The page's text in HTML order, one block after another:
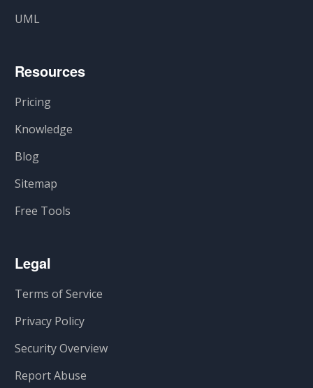
UML
Resources
Pricing
Knowledge
Blog
Sitemap
Free Tools
Legal
Terms of Service
Privacy Policy
Security Overview
Report Abuse